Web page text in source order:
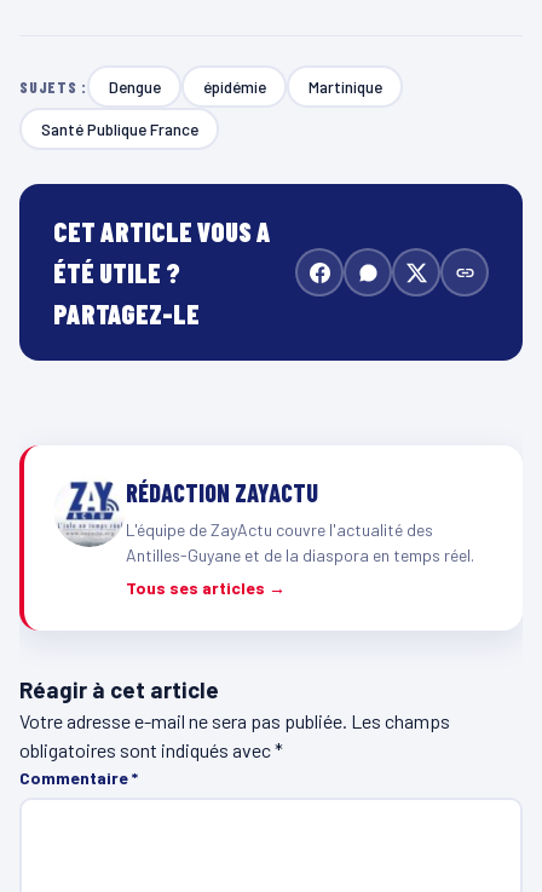
SUJETS : Dengue épidémie Martinique
Santé Publique France
CET ARTICLE VOUS A
ÉTÉ UTILE ?
PARTAGEZ-LE
RÉDACTION ZAYACTU
L'équipe de ZayActu couvre l'actualité des
Antilles-Guyane et de la diaspora en temps réel.
Tous ses articles →
Réagir à cet article
Votre adresse e-mail ne sera pas publiée. Les champs
obligatoires sont indiqués avec*
Commentaire*